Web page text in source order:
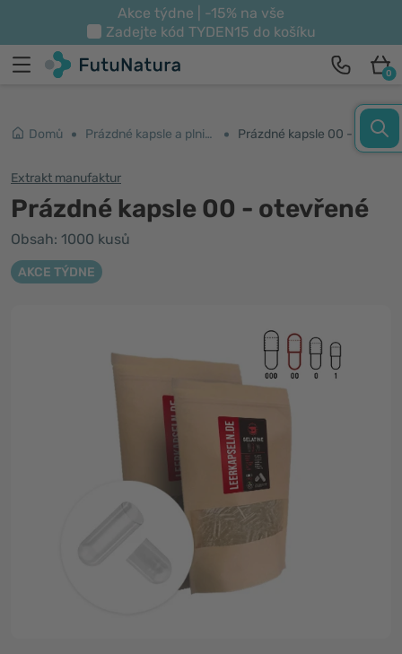
Akce týdne | -15% na vše
Zadejte kód TYDEN15 do košíku
0
Domů Prázdné kapsle a plničky Prázdné kapsle 00 - otevřené
Extrakt manufaktur
Prázdné kapsle 00 - otevřené
Obsah: 1000 kusů
AKCE TÝDNE